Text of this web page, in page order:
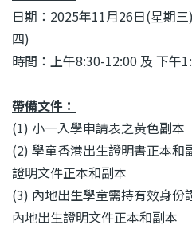
日期：2025年11月26日(星期
四)
時間：上午8:30-12:00 及 下午
帶備文件：
(1) 小一入學申請表之黃色副本
(2) 學童香港出生證明書正本和
證明文件正本和副本
(3) 內地出生學童需持有效身份
內地出生證明文件正本和副本